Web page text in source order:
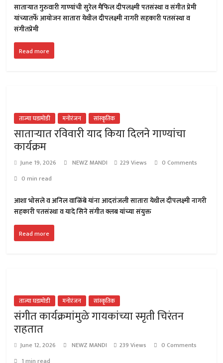
साताऱ्यात गुरुवारी गाण्यांची सुरेल मैफिल दीपलक्ष्मी पतसंस्था व संगीत प्रेमी
यांच्यातर्फे आयोजन सातारा येथील दीपलक्ष्मी नागरी सहकारी पतसंस्था व
संगीतप्रेमी
Read more
ताज्या घडामोडी मनोरंजन सांस्कृतिक
साताऱ्यात रविवारी याद किया दिलने गाण्यांचा
कार्यक्रम
June 19, 2026 NEWZ MANDI 229 Views
0 Comments
0 min read
आशा भोसले व अनिल वाळिंबे यांना आदरांजली सातारा येथील दीपलक्ष्मी नागरी
सहकारी पतसंस्था व यादे सिने संगीत क्लब यांच्या संयुक्त
Read more
ताज्या घडामोडी मनोरंजन सांस्कृतिक
संगीत कार्यक्रमांमुळे गायकांच्या स्मृती चिरंतन
राहतात
June 12, 2026 NEWZ MANDI 239 Views
0 Comments